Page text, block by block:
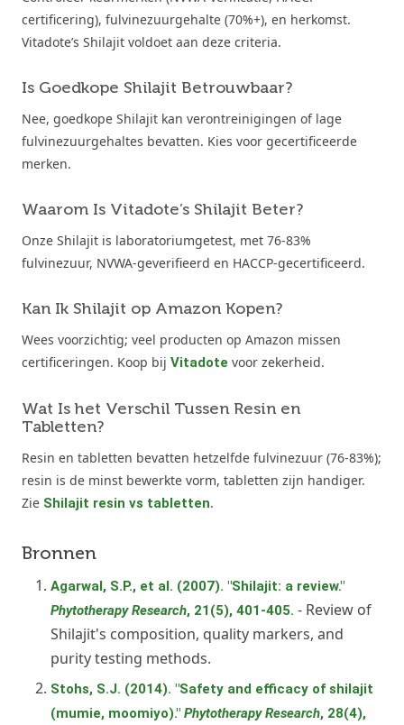
certificering), fulvinezuurgehalte (70%+), en herkomst.
Vitadote’s Shilajit voldoet aan deze criteria.
Is Goedkope Shilajit Betrouwbaar?
Nee, goedkope Shilajit kan verontreinigingen of lage
fulvinezuurgehaltes bevatten. Kies voor gecertificeerde
merken.
Waarom Is Vitadote’s Shilajit Beter?
Onze Shilajit is laboratoriumgetest, met 76-83%
fulvinezuur, NVWA-geverifieerd en HACCP-gecertificeerd.
Kan Ik Shilajit op Amazon Kopen?
Wees voorzichtig; veel producten op Amazon missen
certificeringen. Koop bij Vitadote voor zekerheid.
Wat Is het Verschil Tussen Resin en
Tabletten?
Resin en tabletten bevatten hetzelfde fulvinezuur (76-83%);
resin is de minst bewerkte vorm, tabletten zijn handiger.
Zie Shilajit resin vs tabletten.
Bronnen
Agarwal, S.P., et al. (2007). "Shilajit: a review."
Phytotherapy Research, 21(5), 401-405. - Review of
Shilajit's composition, quality markers, and
purity testing methods.
Stohs, S.J. (2014). "Safety and efficacy of shilajit
(mumie, moomiyo)." Phytotherapy Research, 28(4),